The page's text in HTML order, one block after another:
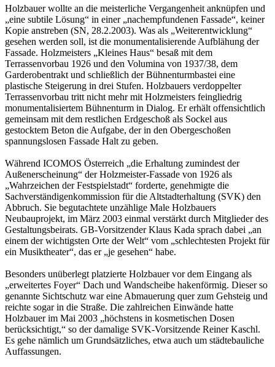
Holzbauer wollte an die meisterliche Vergangenheit anknüpfen und
„eine subtile Lösung“ in einer „nachempfundenen Fassade“, keiner
Kopie anstreben (SN, 28.2.2003). Was als „Weiterentwicklung“
gesehen werden soll, ist die monumentalisierende Aufblähung der
Fassade. Holzmeisters „Kleines Haus“ besaß mit dem
Terrassenvorbau 1926 und den Volumina von 1937/38, dem
Garderobentrakt und schließlich der Bühnenturmbastei eine
plastische Steigerung in drei Stufen. Holzbauers verdoppelter
Terrassenvorbau tritt nicht mehr mit Holzmeisters feingliedrig
monumentalisiertem Bühnenturm in Dialog. Er erhält offensichtlich
gemeinsam mit dem restlichen Erdgeschoß als Sockel aus
gestocktem Beton die Aufgabe, der in den Obergeschoßen
spannungslosen Fassade Halt zu geben.
Während ICOMOS Österreich „die Erhaltung zumindest der
Außenerscheinung“ der Holzmeister-Fassade von 1926 als
„Wahrzeichen der Festspielstadt“ forderte, genehmigte die
Sachverständigenkommission für die Altstadterhaltung (SVK) den
Abbruch. Sie begutachtete unzählige Male Holzbauers
Neubauprojekt, im März 2003 einmal verstärkt durch Mitglieder des
Gestaltungsbeirats. GB-Vorsitzender Klaus Kada sprach dabei „an
einem der wichtigsten Orte der Welt“ vom „schlechtesten Projekt für
ein Musiktheater“, das er „je gesehen“ habe.
Besonders unüberlegt platzierte Holzbauer vor dem Eingang als
„erweitertes Foyer“ Dach und Wandscheibe hakenförmig. Dieser so
genannte Sichtschutz war eine Abmauerung quer zum Gehsteig und
reichte sogar in die Straße. Die zahlreichen Einwände hatte
Holzbauer im Mai 2003 „höchstens in kosmetischen Dosen
berücksichtigt,“ so der damalige SVK-Vorsitzende Reiner Kaschl.
Es gehe nämlich um Grundsätzliches, etwa auch um städtebauliche
Auffassungen.